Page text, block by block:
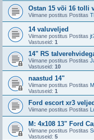
Ostan 15 või 16 tolli
Viimane postitus Postitas
14 valuveljed
Viimane postitus Postitas
Vastuseid: 1
14" RS
Viimane postitus Postitas
Vastuseid: 10
naastud 14"
Viimane postitus Postitas
Vastuseid: 1
Ford escort xr3
Viimane postitus Postitas
M: 4x108 13" Ford
Viimane postitus Postitas
Vastuseid: 5